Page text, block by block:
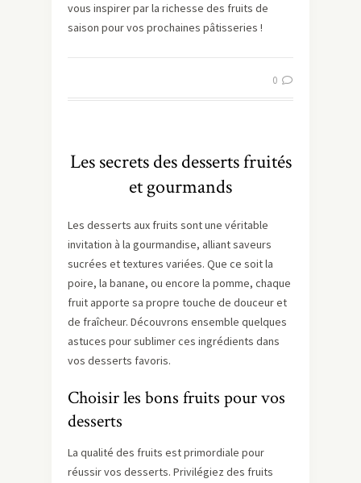
vous inspirer par la richesse des fruits de
saison pour vos prochaines pâtisseries !
0
Les secrets des desserts fruités
et gourmands
Les desserts aux fruits sont une véritable
invitation à la gourmandise, alliant saveurs
sucrées et textures variées. Que ce soit la
poire, la banane, ou encore la pomme, chaque
fruit apporte sa propre touche de douceur et
de fraîcheur. Découvrons ensemble quelques
astuces pour sublimer ces ingrédients dans
vos desserts favoris.
Choisir les bons fruits pour vos
desserts
La qualité des fruits est primordiale pour
réussir vos desserts. Privilégiez des fruits